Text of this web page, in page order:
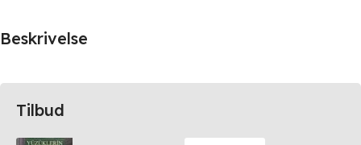
Beskrivelse
Tilbud